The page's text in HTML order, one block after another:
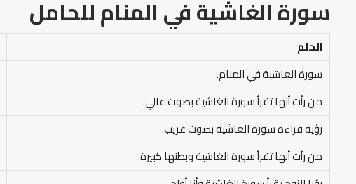
سورة الغاشية في المنامللحامل
الحلم
سورة الغاشية في المنام.
من رأت أنها تقرأ سورة الغاشية بصوت عالي.
رؤية قراءة سورة الغاشية بصوت غريب.
من رأت أنها تقرأ سورة الغاشية وبطنها كبيرة.